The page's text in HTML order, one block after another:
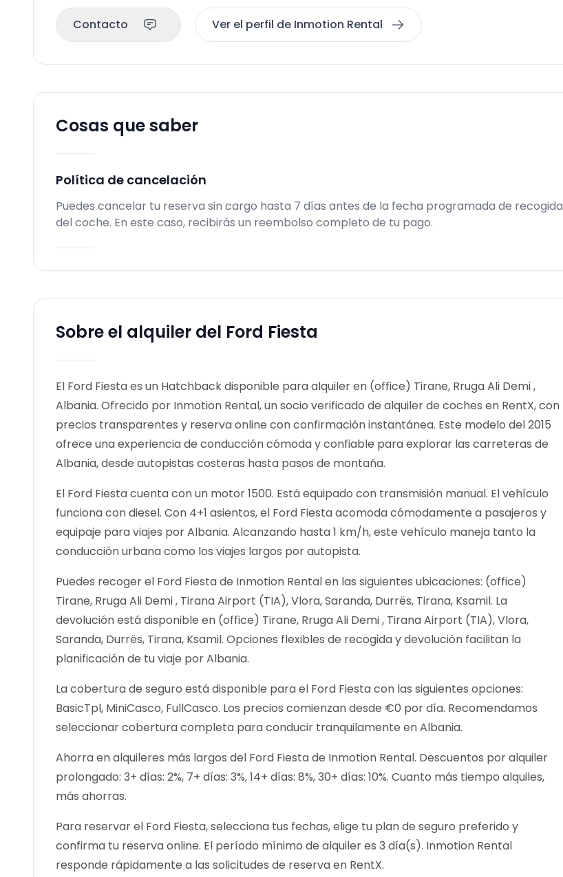
Contacto Ver el perfil de Inmotion Rental
Cosas que saber
Política de cancelación
Puedes cancelar tu reserva sin cargo hasta 7 días antes de la fecha programada de recogida
del coche. En este caso, recibirás un reembolso completo de tu pago.
Sobre el alquiler del Ford Fiesta
El Ford Fiesta es un Hatchback disponible para alquiler en (office) Tirane, Rruga Ali Demi ,
Albania. Ofrecido por Inmotion Rental, un socio verificado de alquiler de coches en RentX, con
precios transparentes y reserva online con confirmación instantánea. Este modelo del 2015
ofrece una experiencia de conducción cómoda y confiable para explorar las carreteras de
Albania, desde autopistas costeras hasta pasos de montaña.
El Ford Fiesta cuenta con un motor 1500. Está equipado con transmisión manual. El vehículo
funciona con diesel. Con 4+1 asientos, el Ford Fiesta acomoda cómodamente a pasajeros y
equipaje para viajes por Albania. Alcanzando hasta 1 km/h, este vehículo maneja tanto la
conducción urbana como los viajes largos por autopista.
Puedes recoger el Ford Fiesta de Inmotion Rental en las siguientes ubicaciones: (office)
Tirane, Rruga Ali Demi , Tirana Airport (TIA), Vlora, Saranda, Durrës, Tirana, Ksamil. La
devolución está disponible en (office) Tirane, Rruga Ali Demi , Tirana Airport (TIA), Vlora,
Saranda, Durrës, Tirana, Ksamil. Opciones flexibles de recogida y devolución facilitan la
planificación de tu viaje por Albania.
La cobertura de seguro está disponible para el Ford Fiesta con las siguientes opciones:
BasicTpl, MiniCasco, FullCasco. Los precios comienzan desde €0 por día. Recomendamos
seleccionar cobertura completa para conducir tranquilamente en Albania.
Ahorra en alquileres más largos del Ford Fiesta de Inmotion Rental. Descuentos por alquiler
prolongado: 3+ días: 2%, 7+ días: 3%, 14+ días: 8%, 30+ días: 10%. Cuanto más tiempo alquiles,
más ahorras.
Para reservar el Ford Fiesta, selecciona tus fechas, elige tu plan de seguro preferido y
confirma tu reserva online. El período mínimo de alquiler es 3 día(s). Inmotion Rental
responde rápidamente a las solicitudes de reserva en RentX.